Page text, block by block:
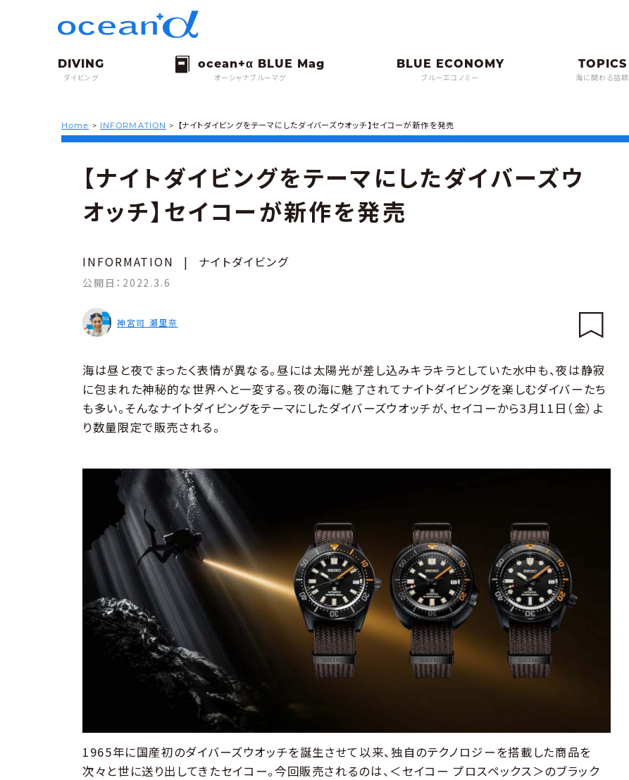
ダイビング オーシャナブルーマグ ブルーエコノミー 海に関わる話題
Home > INFORMATION > 【ナイトダイビングをテーマにしたダイバーズウオッチ】セイコーが新作を発売
【ナイトダイビングをテーマにしたダイバーズウ
オッチ】セイコーが新作を発売
INFORMATION | ナイトダイビング
公開日： 2022.3.6
神宮司 瀬里奈
海は昼と夜でまったく表情が異なる。昼には太陽光が差し込みキラキラとしていた水中も、夜は静寂
に包まれた神秘的な世界へと一変する。夜の海に魅了されてナイトダイビングを楽しむダイバーたち
も多い。そんなナイトダイビングをテーマにしたダイバーズウオッチが、セイコーから3月11日（金）よ
り数量限定で販売される。
1965年に国産初のダイバーズウオッチを誕生させて以来、独自のテクノロジーを搭載した商品を
次々と世に送り出してきたセイコー。今回販売されるのは、＜セイコー プロスペックス＞のブラック